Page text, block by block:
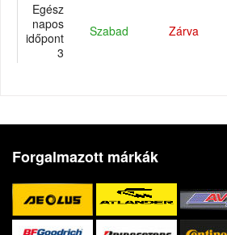
Egész
napos
időpont
3
Szabad Zárva
Forgalmazott márkák